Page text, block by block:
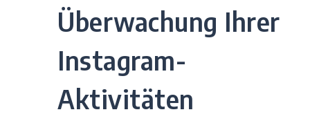
Überwachung Ihrer
Instagram-
Aktivitäten